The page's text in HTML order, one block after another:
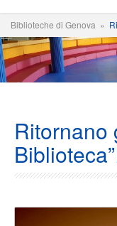
Biblioteche di Genova »
Ritornano